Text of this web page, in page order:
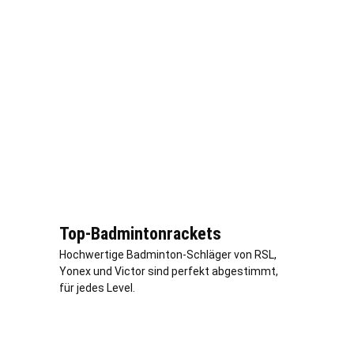
Top-Badmintonrackets
Hochwertige Badminton-Schläger von RSL,
Yonex und Victor sind perfekt abgestimmt,
für jedes Level.